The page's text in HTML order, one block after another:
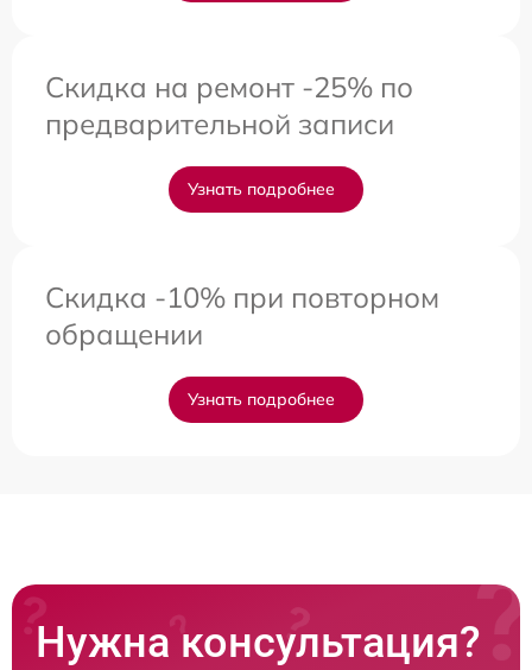
Скидка на ремонт -25% по
предварительной записи
Узнать подробнее
Скидка -10% при повторном
обращении
Узнать подробнее
Нужна консультация?